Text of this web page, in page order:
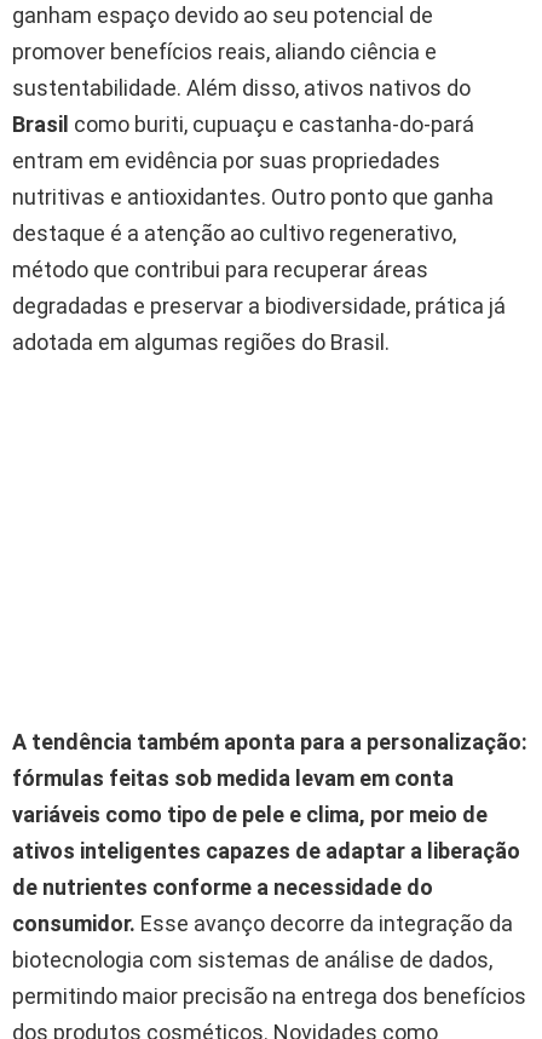
ganham espaço devido ao seu potencial de
promover benefícios reais, aliando ciência e
sustentabilidade. Além disso, ativos nativos do
Brasil como buriti, cupuaçu e castanha-do-pará
entram em evidência por suas propriedades
nutritivas e antioxidantes. Outro ponto que ganha
destaque é a atenção ao cultivo regenerativo,
método que contribui para recuperar áreas
degradadas e preservar a biodiversidade, prática já
adotada em algumas regiões do Brasil.
A tendência também aponta para a personalização:
fórmulas feitas sob medida levam em conta
variáveis como tipo de pele e clima, por meio de
ativos inteligentes capazes de adaptar a liberação
de nutrientes conforme a necessidade do
consumidor. Esse avanço decorre da integração da
biotecnologia com sistemas de análise de dados,
permitindo maior precisão na entrega dos benefícios
dos produtos cosméticos. Novidades como